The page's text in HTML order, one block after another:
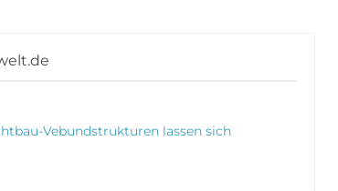
Vebundstrukturen lassen sich